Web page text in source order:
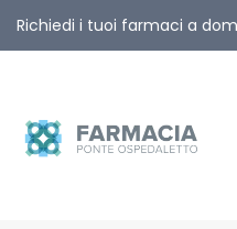
Richiedi i tuoi farmaci a